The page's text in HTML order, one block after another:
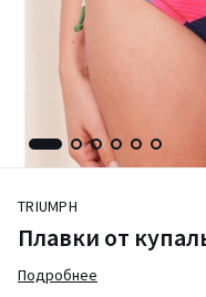
TRIUMPH
Плавки от
Подробнее